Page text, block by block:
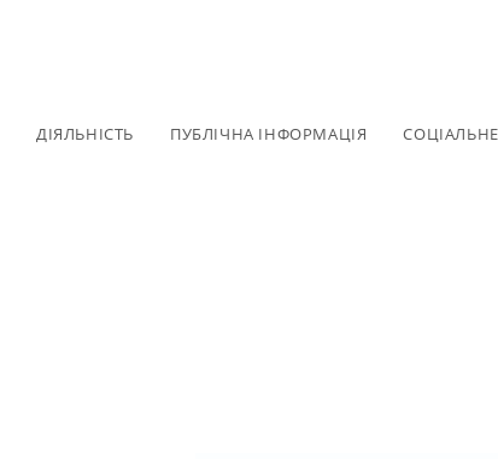
ДІЯЛЬНІСТЬ ПУБЛІЧНА ІНФОРМАЦІЯ